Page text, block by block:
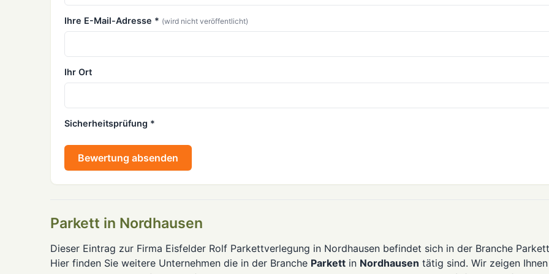
Ihre E-Mail-Adresse * (wird nicht veröffentlicht)
Ihr Ort
Sicherheitsprüfung *
Bewertung absenden
Parkett in Nordhausen
Dieser Eintrag zur Firma Eisfelder Rolf Parkettverlegung in Nordhausen befindet sich in der Branche
Hier finden Sie weitere Unternehmen die in der Branche Parkett in Nordhausen tätig sind. Wir zeigen